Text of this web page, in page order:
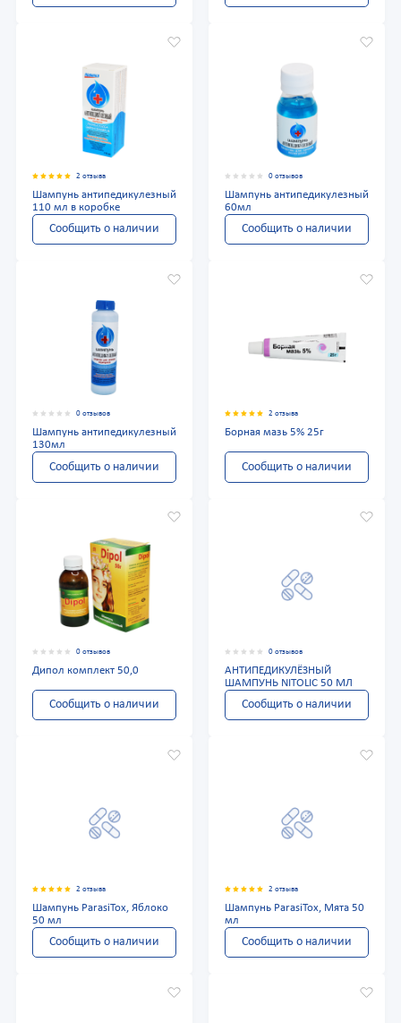
2 отзыва
Шампунь антипедикулезный
110 мл в коробке
Сообщить о наличии
0 отзывов
Шампунь антипедикулезный
60мл
Сообщить о наличии
0 отзывов
Шампунь антипедикулезный
130мл
Сообщить о наличии
2 отзыва
Борная мазь 5% 25г
Сообщить о наличии
0 отзывов
Дипол комплект 50,0
Сообщить о наличии
0 отзывов
АНТИПЕДИКУЛЁЗНЫЙ
ШАМПУНЬ NITOLIC 50 МЛ
Сообщить о наличии
2 отзыва
Шампунь ParasiTox, Яблоко
50 мл
Сообщить о наличии
2 отзыва
Шампунь ParasiTox, Мята 50
мл
Сообщить о наличии